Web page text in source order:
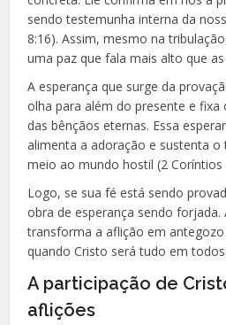
sendo testemunha interna da
8:16). Assim, mesmo na
uma paz que fala mais alto que
A esperança que surge da
olha para além do presente e fixa
das bênçãos eternas. Essa
alimenta a adoração e sustenta
meio ao mundo hostil (2 Coríntios
Logo, se sua fé está sendo
obra de esperança sendo forjada.
transforma a aflição em
quando Cristo será tudo em todos.
A participação de
aflições